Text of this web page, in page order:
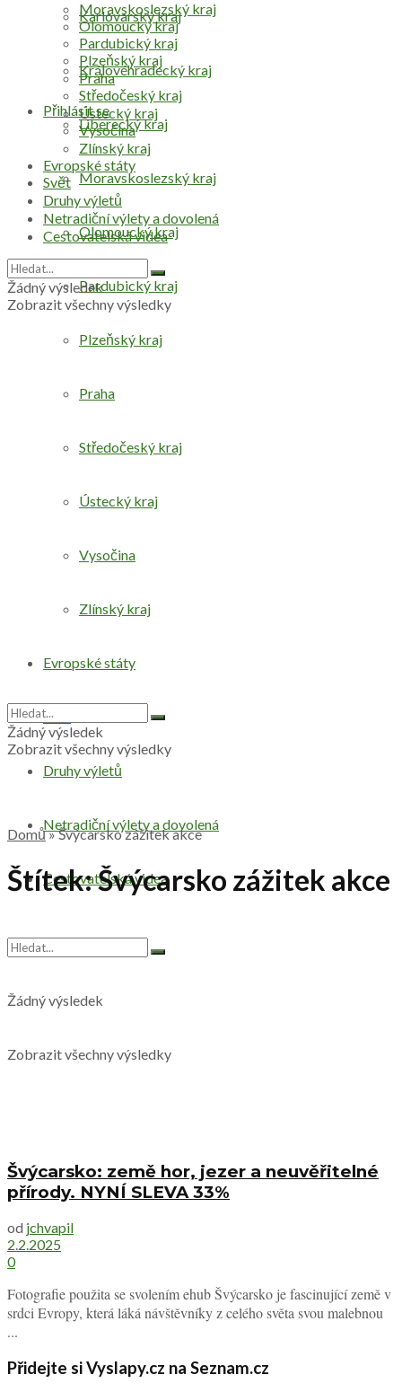
Přihlásit se
Karlovarský kraj
Královéhradecký kraj
Liberecký kraj
Moravskoslezský kraj
Olomoucký kraj
Pardubický kraj
Plzeňský kraj
Praha
Středočeský kraj
Ústecký kraj
Vysočina
Zlínský kraj
Evropské státy
Svět
Druhy výletů
Netradiční výlety a dovolená
Cestovatelská videa
Žádný výsledek
Zobrazit všechny výsledky
Moravskoslezský kraj
Olomoucký kraj
Pardubický kraj
Plzeňský kraj
Praha
Středočeský kraj
Ústecký kraj
Vysočina
Zlínský kraj
Evropské státy
Svět
Druhy výletů
Netradiční výlety a dovolená
Cestovatelská videa
Žádný výsledek
Zobrazit všechny výsledky
Žádný výsledek
Zobrazit všechny výsledky
Domů»Švýcarsko zážitek akce
Štítek:Švýcarsko zážitek akce
Švýcarsko: země hor, jezer a neuvěřitelné
přírody. NYNÍ SLEVA 33%
od jchvapil
2.2.2025
0
Fotografie použita se svolením ehub Švýcarsko je fascinující země v
srdci Evropy, která láká návštěvníky z celého světa svou malebnou
...
Přidejte si Vyslapy.cz na Seznam.cz